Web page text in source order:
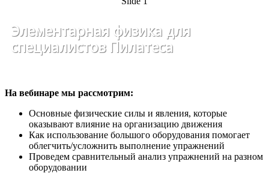
Элементарная физика для
специалистов Пилатеса
На вебинаре мы рассмотрим:
Основные физические силы и явления, которые
оказывают влияние на организацию движения
Как использование большого оборудования помогает
облегчить/усложнить выполнение упражнений
Проведем сравнительный анализ упражнений на разном
оборудовании